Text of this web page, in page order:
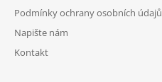
Podmínky ochrany osobních údajů
Napište nám
Kontakt